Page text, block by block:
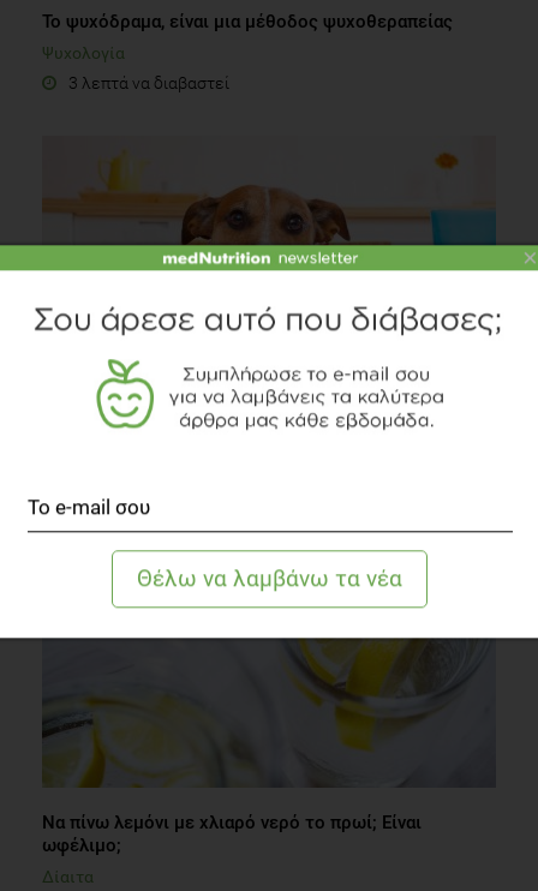
Το ψυχόδραμα, είναι μια μέθοδος ψυχοθεραπείας
Ψυχολογία
3 λεπτά να διαβαστεί
Τι «λέει» για τον τρόπο ζωής σας, ο παχύσαρκος
σκύλος σας;
2 λεπτά να διαβαστεί
Να πίνω λεμόνι με χλιαρό νερό το πρωί; Είναι
ωφέλιμο;
Δίαιτα
×